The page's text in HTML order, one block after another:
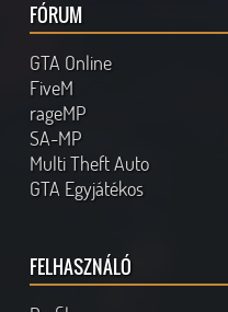
FÓRUM
GTA Online
FiveM
rageMP
SA-MP
Multi Theft Auto
GTA Egyjátékos
FELHASZNÁLÓ